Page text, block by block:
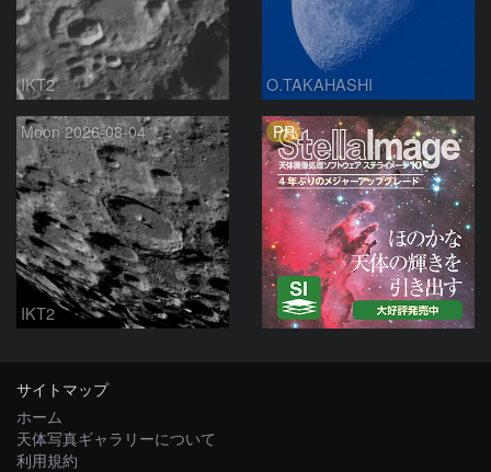
IKT2 O.TAKAHASHI
Moon 2026-08-04
IKT2
PR
サイトマップ
ホーム
天体写真ギャラリーについて
利用規約